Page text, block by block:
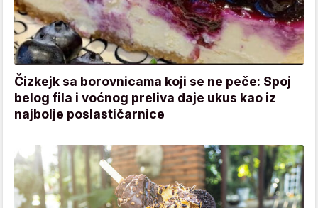
Čizkejk sa borovnicama koji se ne peče: Spoj
belog fila i voćnog preliva daje ukus kao iz
najbolje poslastičarnice